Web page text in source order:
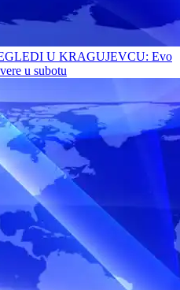
U KRAGUJEVCU: Evo
u subotu